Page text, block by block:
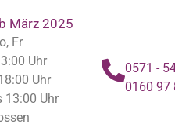
März 2025
Fr
Uhr
Uhr
13:00 Uhr
0571 -
0160 97